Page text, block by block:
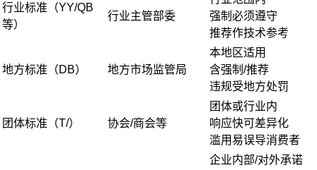
行业标准（YY/QB
等）
行业主管部委
强制必须遵守
推荐作技术参考
地方标准（DB） 地方市场监管局
本地区适用
含强制/推荐
违规受地方处罚
团体标准（T/） 协会/商会等
团体或行业内
响应快可差异化
滥用易误导消费者
企业内部/对外承诺